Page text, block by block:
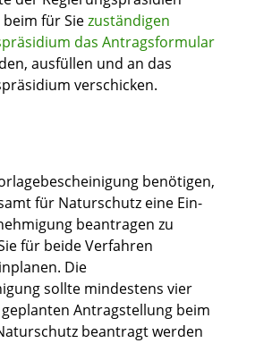
für Siezuständigen
das Antragsformular
ausfüllen und an das
verschicken.
benötigen,
für Naturschutz eine Ein-
beantragen zu
für beide Verfahren
Die
sollte mindestens vier
Antragstellung beim
beantragt werden